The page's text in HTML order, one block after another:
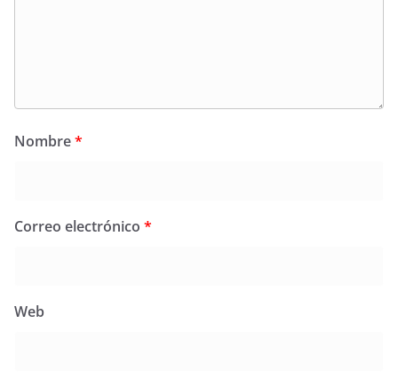
Nombre*
Correo electrónico *
Web